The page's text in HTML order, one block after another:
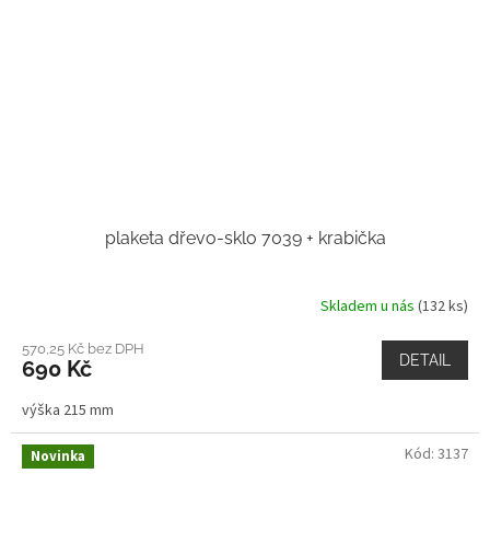
plaketa dřevo-sklo 7039 + krabička
Skladem u nás (132 ks)
570,25 Kč bez DPH
690 Kč DETAIL
výška 215 mm
Novinka Kód: 3137